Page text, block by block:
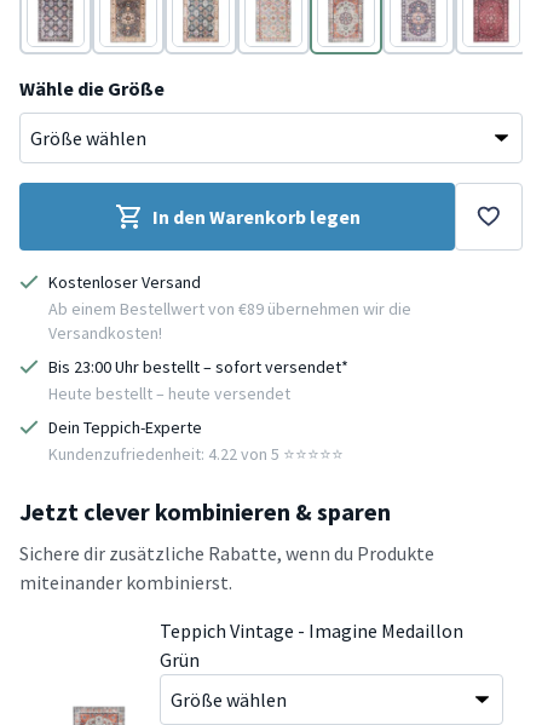
Blau Bunt Bunt Bunt Bunt Blau
Rot
Wähle die Größe
In den Warenkorb legen
Kostenloser Versand
Ab einem Bestellwert von €89 übernehmen wir die
Versandkosten!
Bis 23:00 Uhr bestellt – sofort versendet*
Heute bestellt – heute versendet
Dein Teppich-Experte
Kundenzufriedenheit: 4.22 von 5 ⭐️⭐️⭐️⭐️⭐️
Jetzt clever kombinieren & sparen
Sichere dir zusätzliche Rabatte, wenn du Produkte
miteinander kombinierst.
Teppich Vintage - Imagine Medaillon
Grün